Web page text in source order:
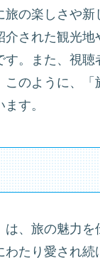
旅の楽しさや
された観光
。また、視
のように、
す。
は、旅の魅力
たり愛され